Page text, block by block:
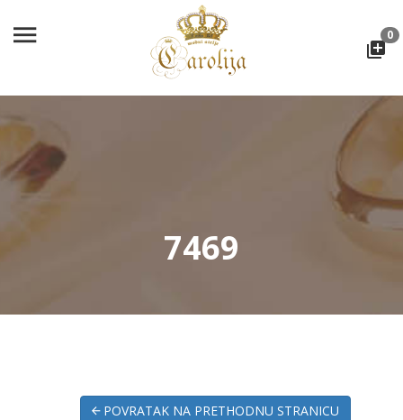
0
7469
POVRATAK NA PRETHODNU STRANICU